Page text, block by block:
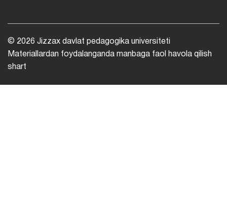
© 2026 Jizzax davlat pedagogika universiteti
Materiallardan foydalanganda manbaga faol havola qilish
shart